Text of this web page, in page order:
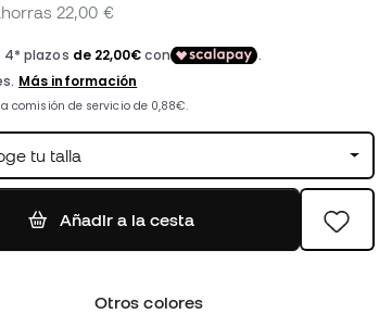
22,00 €
tu talla
Añadir a la cesta
Otros colores